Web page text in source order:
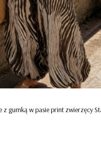
z gumką w pasie print zwierzęcy